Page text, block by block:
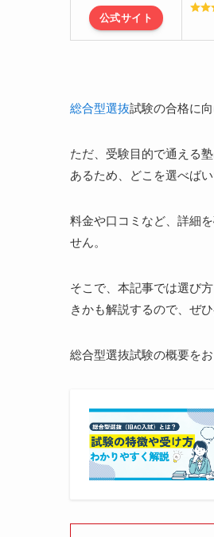
公式サイト
総合型選抜試験の合格に
ただ、受験目的で通える
あるため、どこを選べば
料金や口コミなど、詳細
せん。
そこで、本記事では選び方
きかも解説するので、ぜ
総合型選抜試験の概要を